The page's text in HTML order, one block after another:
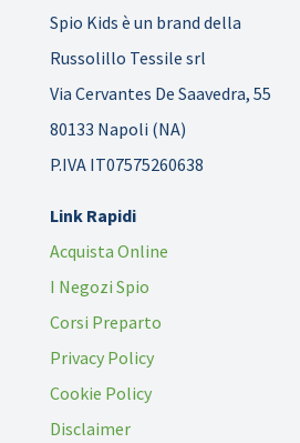
Spio Kids è un brand della
Russolillo Tessile srl
Via Cervantes De Saavedra, 55
80133 Napoli (NA)
P.IVA IT07575260638
Link Rapidi
Acquista Online
I Negozi Spio
Corsi Preparto
Privacy Policy
Cookie Policy
Disclaimer